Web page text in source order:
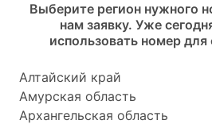
Выберите регион нужного
нам заявку. Уже
использовать номер для
Алтайский край
Амурская область
Архангельская область